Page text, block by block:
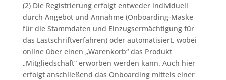
(2) Die Registrierung erfolgt entweder individuell
durch Angebot und Annahme (Onboarding-Maske
für die Stammdaten und Einzugsermächtigung für
das Lastschriftverfahren) oder automatisiert, wobei
online über einen „Warenkorb“ das Produkt
„Mitgliedschaft“ erworben werden kann. Auch hier
erfolgt anschließend das Onboarding mittels einer